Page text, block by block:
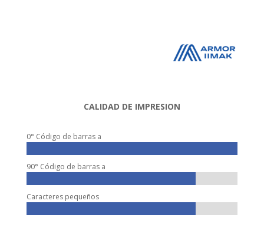
CALIDAD DE IMPRESION
0° Código de barras a
90° Código de barras a
Caracteres pequeños